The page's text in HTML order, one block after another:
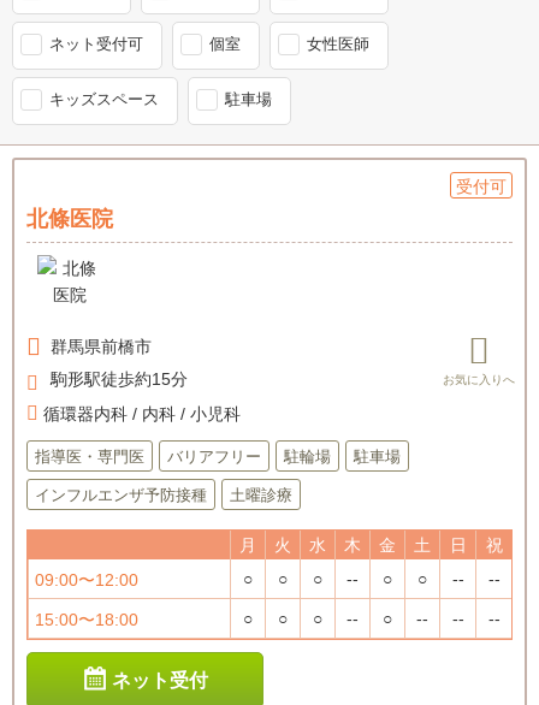
ネット受付可 個室 女性医師
キッズスペース 駐車場
受付可
北條医院
群馬県前橋市
駒形駅徒歩約15分
循環器内科 / 内科 / 小児科
指導医・専門医 バリアフリー 駐輪場 駐車場
インフルエンザ予防接種 土曜診療
月 火 水 木 金 土 日
祝
09:00〜12:00
○ ○ ○ -- ○ ○ -- --
15:00〜18:00 ○ ○ ○ -- ○ -- -- --
ネット受付